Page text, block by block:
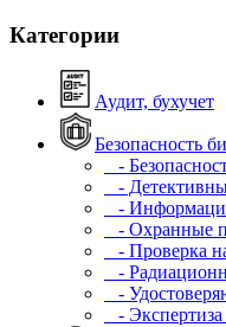
Категории
Аудит, бухучет
Безопасность
-
-
-
- Охранные
- Проверка
-
-
-